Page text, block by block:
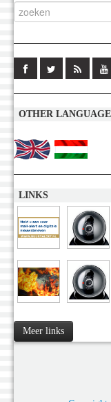
OTHER
LINKS
Meer links